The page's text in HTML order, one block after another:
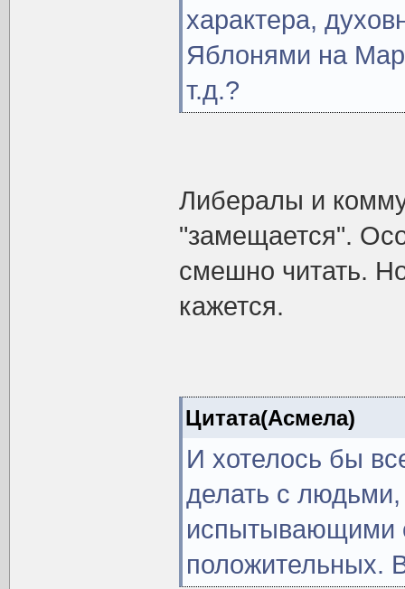
характера,
Яблонями на
т.д.?
Либералы и
"замещается".
смешно читать.
кажется.
Цитата(Асмела)
И хотелось бы
делать с
испытывающими
положительных.